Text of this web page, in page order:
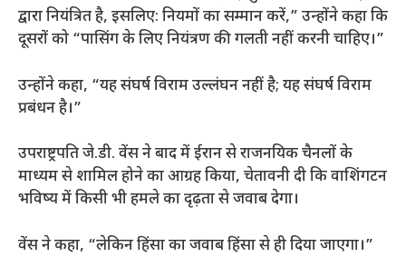
द्वारा नियंत्रित है, इसलिए: नियमों का सम्मान करें,” उन्होंने कहा कि
दूसरों को “पासिंग के लिए नियंत्रण की गलती नहीं करनी चाहिए।”
उन्होंने कहा, “यह संघर्ष विराम उल्लंघन नहीं है; यह संघर्ष विराम
प्रबंधन है।”
उपराष्ट्रपति जे.डी. वेंस ने बाद में ईरान से राजनयिक चैनलों के
माध्यम से शामिल होने का आग्रह किया, चेतावनी दी कि वाशिंगटन
भविष्य में किसी भी हमले का दृढ़ता से जवाब देगा।
वेंस ने कहा, “लेकिन हिंसा का जवाब हिंसा से ही दिया जाएगा।”